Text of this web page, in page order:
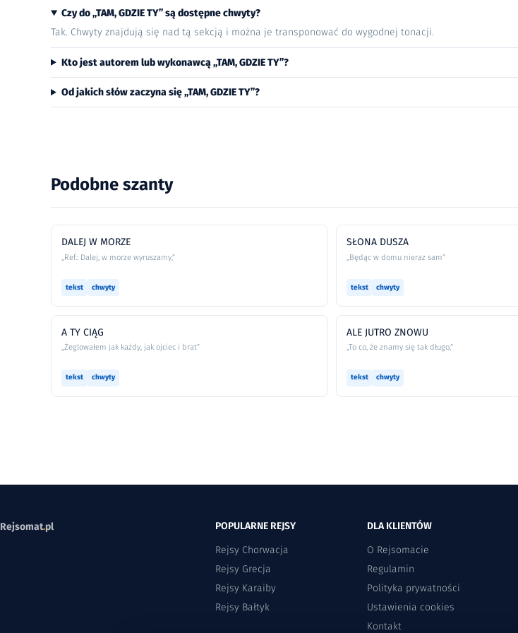
Czy do „TAM, GDZIE TY” są dostępne chwyty?
Tak. Chwyty znajdują się nad tą sekcją i można je transponować do wygodnej tonacji.
Kto jest autorem lub wykonawcą „TAM, GDZIE TY”?
Od jakich słów zaczyna się „TAM, GDZIE TY”?
Podobne szanty
DALEJ W MORZE
„Ref.: Dalej, w morze wyruszamy,”
tekst chwyty
SŁONA DUSZA
„Będąc w domu nieraz sam”
tekst chwyty
A TY CIĄG
„Żeglowałem jak każdy, jak ojciec i brat”
tekst chwyty
ALE JUTRO ZNOWU
„To co, że znamy się tak długo,”
tekst chwyty
Rejsomat.pl
POPULARNE REJSY
Rejsy Chorwacja
Rejsy Grecja
Rejsy Karaiby
Rejsy Bałtyk
DLA KLIENTÓW
O Rejsomacie
Regulamin
Polityka prywatności
Ustawienia cookies
Kontakt